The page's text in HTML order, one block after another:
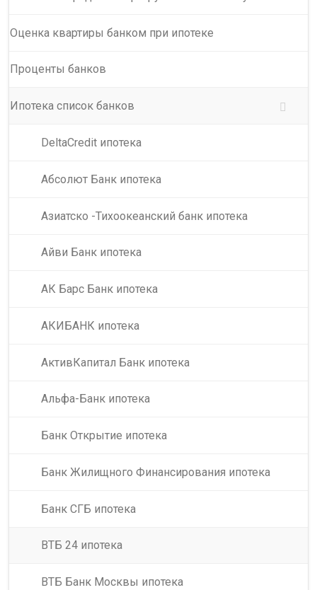
Оценка квартиры банком при ипотеке
Проценты банков
Ипотека список банков
DeltaCredit ипотека
Абсолют Банк ипотека
Азиатско -Тихоокеанский банк ипотека
Айви Банк ипотека
АК Барс Банк ипотека
АКИБАНК ипотека
АктивКапитал Банк ипотека
Альфа-Банк ипотека
Банк Открытие ипотека
Банк Жилищного Финансирования ипотека
Банк СГБ ипотека
ВТБ 24 ипотека
ВТБ Банк Москвы ипотека